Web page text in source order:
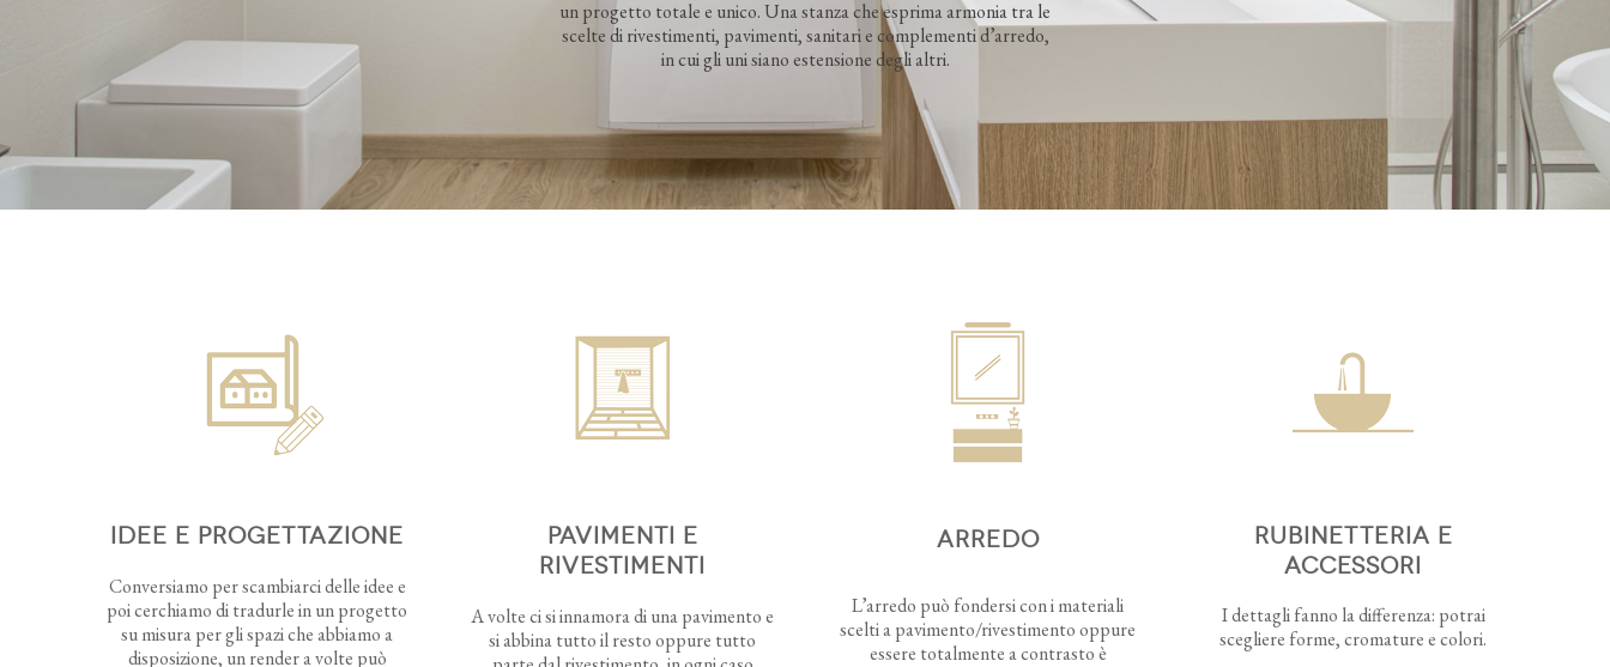
un progetto totale e unico. Una stanza che esprima armonia tra le
scelte di rivestimenti, pavimenti, sanitari e complementi d’arredo,
in cui gli uni siano estensione degli altri.
IDEE E PROGETTAZIONE
Conversiamo per scambiarci delle idee e
poi cerchiamo di tradurle in un progetto
su misura per gli spazi che abbiamo a
disposizione, un render a volte può
PAVIMENTI E
RIVESTIMENTI
A volte ci si innamora di una pavimento e
si abbina tutto il resto oppure tutto
ARREDO
L’arredo può fondersi con i materiali
scelti a pavimento/rivestimento oppure
essere totalmente a contrasto è
RUBINETTERIA E
ACCESSORI
I dettagli fanno la differenza: potrai
scegliere forme, cromature e colori.